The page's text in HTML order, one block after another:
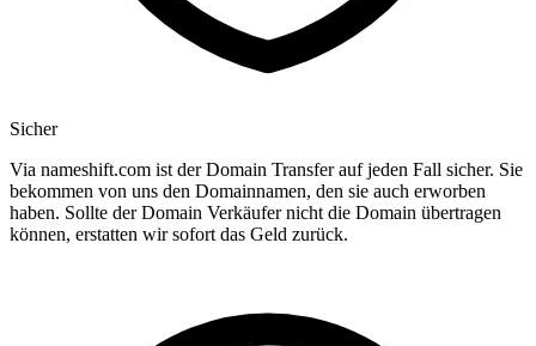
Sicher
Via nameshift.com ist der Domain Transfer auf jeden Fall sicher. Sie
bekommen von uns den Domainnamen, den sie auch erworben
haben. Sollte der Domain Verkäufer nicht die Domain übertragen
können, erstatten wir sofort das Geld zurück.